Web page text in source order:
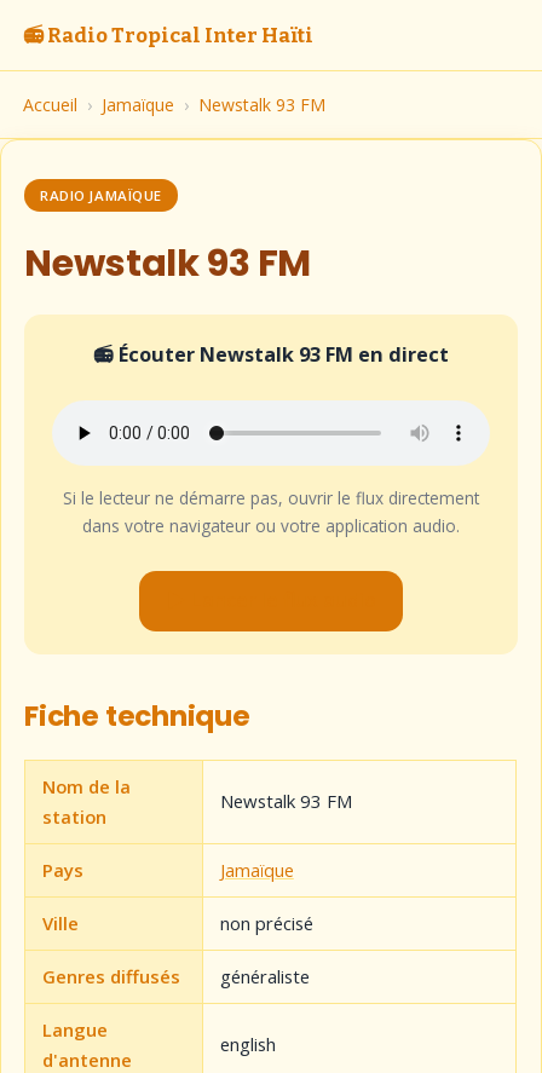
📻 Radio Tropical Inter Haïti
Accueil › Jamaïque › Newstalk 93 FM
RADIO JAMAÏQUE
Newstalk 93 FM
📻 Écouter Newstalk 93 FM en direct
Si le lecteur ne démarre pas, ouvrir le flux directement
dans votre navigateur ou votre application audio.
Fiche technique
Nom de la
station
Newstalk 93 FM
Pays Jamaïque
Ville non précisé
Genres diffusés généraliste
Langue
d'antenne
english